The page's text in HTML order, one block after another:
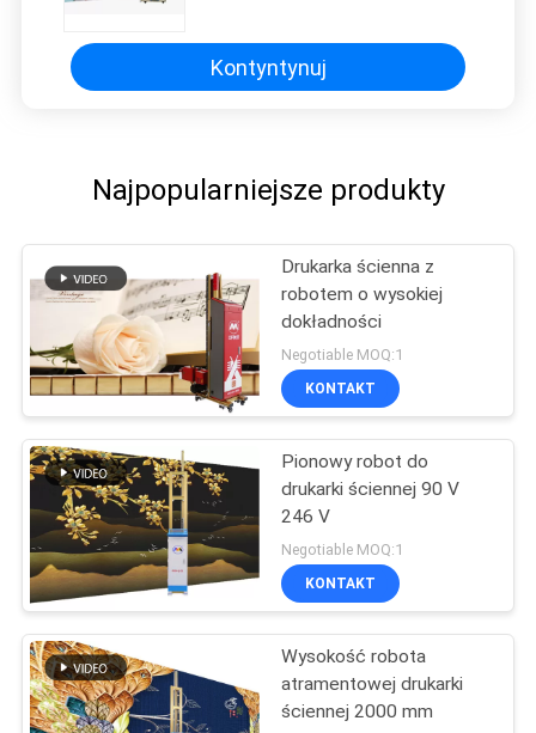
Kontyntynuj
Najpopularniejsze produkty
Drukarka ścienna z
robotem o wysokiej
dokładności
Negotiable MOQ:1
KONTAKT
Pionowy robot do
drukarki ściennej 90 V
246 V
Negotiable MOQ:1
KONTAKT
Wysokość robota
atramentowej drukarki
ściennej 2000 mm